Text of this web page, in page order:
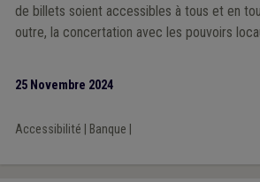
de billets soient accessibles à tous et en
outre, la concertation avec les pouvoirs
25 Novembre 2024
Accessibilité Banque